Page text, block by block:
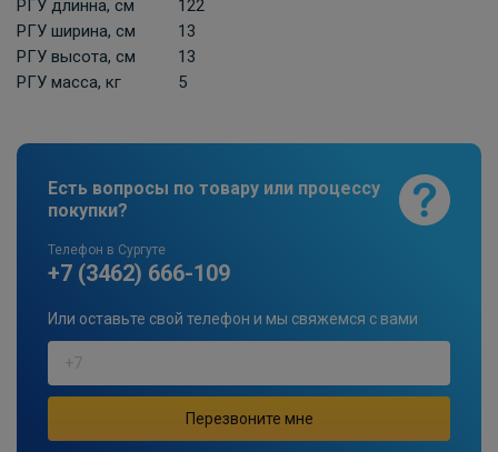
РГУ длинна, см
122
РГУ ширина, см
13
РГУ высота, см
13
РГУ масса, кг
5
Есть вопросы по товару или процессу
покупки?
Телефон в Сургуте
+7 (3462) 666-109
Или оставьте свой телефон и мы свяжемся с вами